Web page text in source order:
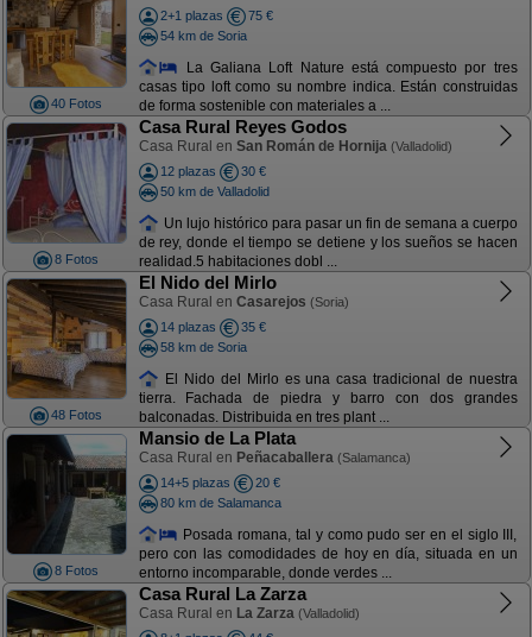
40 Fotos
2+1 plazas
75 €
54 km de Soria
La Galiana Loft Nature está compuesto por tres
casas tipo loft como su nombre indica. Están construidas
de forma sostenible con materiales a ...
8 Fotos
Casa Rural Reyes Godos
Casa Rural en San Román de Hornija (Valladolid)
12 plazas
30 €
50 km de Valladolid
Un lujo histórico para pasar un fin de semana a cuerpo
de rey, donde el tiempo se detiene y los sueños se hacen
realidad.5 habitaciones dobl ...
48 Fotos
El Nido del Mirlo
Casa Rural en Casarejos (Soria)
14 plazas
35 €
58 km de Soria
El Nido del Mirlo es una casa tradicional de nuestra
tierra. Fachada de piedra y barro con dos grandes
balconadas. Distribuida en tres plant ...
8 Fotos
Mansio de La Plata
Casa Rural en Peñacaballera (Salamanca)
14+5 plazas
20 €
80 km de Salamanca
Posada romana, tal y como pudo ser en el siglo III,
pero con las comodidades de hoy en día, situada en un
entorno incomparable, donde verdes ...
Casa Rural La Zarza
Casa Rural en La Zarza (Valladolid)